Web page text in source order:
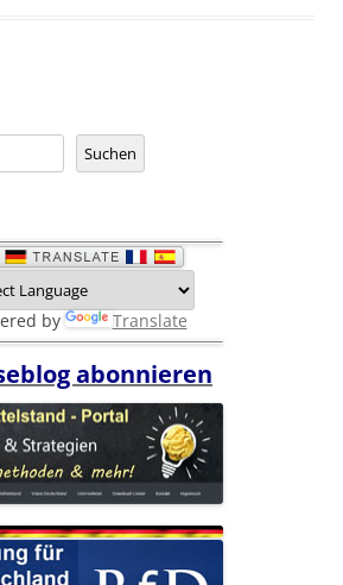
Suchen
by Translate
abonnieren